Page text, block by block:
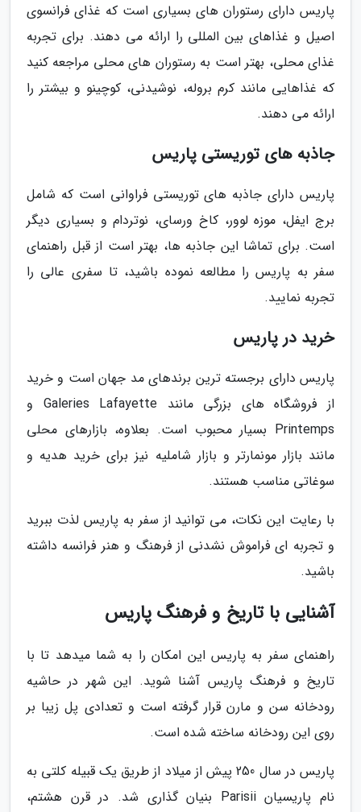
پاریس دارای رستوران های بسیاری است که غذای فرانسوی
اصیل و غذاهای بین المللی را ارائه می دهند. برای تجربه
غذای محلی، بهتر است به رستوران های محلی مراجعه کنید
که غذاهایی مانند کرم بروله، نوشیدنی، کوچینو و بیشتر را
ارائه می دهند.
جاذبه های توریستی پاریس
پاریس دارای جاذبه های توریستی فراوانی است که شامل
برج ایفل، موزه لوور، کاخ ورسای، نوتردام و بسیاری دیگر
است. برای تماشا این جاذبه ها، بهتر است از قبل راهنمای
سفر به پاریس را مطالعه نموده باشید، تا سفری عالی را
تجربه نمایید.
خرید در پاریس
پاریس دارای برجسته ترین برندهای مد جهان است و خرید
از فروشگاه های بزرگی مانند Galeries Lafayette و
Printemps بسیار محبوب است. بعلاوه، بازارهای محلی
مانند بازار مونمارتر و بازار شاملیه نیز برای خرید هدیه و
سوغاتی مناسب هستند.
با رعایت این نکات، می توانید از سفر به پاریس لذت ببرید
و تجربه ای فراموش نشدنی از فرهنگ و هنر فرانسه داشته
باشید.
آشنایی با تاریخ و فرهنگ پاریس
راهنمای سفر به پاریس این امکان را به شما میدهد تا با
تاریخ و فرهنگ پاریس آشنا شوید. این شهر در حاشیه
رودخانه سن و مارن قرار گرفته است و تعدادی پل زیبا بر
روی این رودخانه ساخته شده است.
پاریس در سال 250 پیش از میلاد از طریق یک قبیله کلتی به
نام پاریسیان Parisii بنیان گذاری شد. در قرن هشتم،